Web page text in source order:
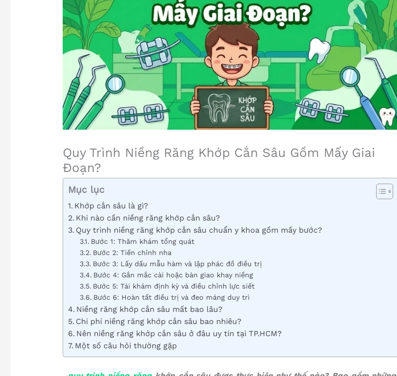
Quy Trình Niềng Răng Khớp Cắn Sâu Gồm Mấy Giai
Đoạn?
Mục lục
Khớp cắn sâu là gì?
Khi nào cần niềng răng khớp cắn sâu?
Quy trình niềng răng khớp cắn sâu chuẩn y khoa gồm mấy bước?
Bước 1: Thăm khám tổng quát
Bước 2: Tiền chỉnh nha
Bước 3: Lấy dấu mẫu hàm và lập phác đồ điều trị
Bước 4: Gắn mắc cài hoặc bàn giao khay niềng
Bước 5: Tái khám định kỳ và điều chỉnh lực siết
Bước 6: Hoàn tất điều trị và đeo máng duy trì
Niềng răng khớp cắn sâu mất bao lâu?
Chi phí niềng răng khớp cắn sâu bao nhiêu?
Nên niềng răng khớp cắn sâu ở đâu uy tín tại TP.HCM?
Một số câu hỏi thường gặp